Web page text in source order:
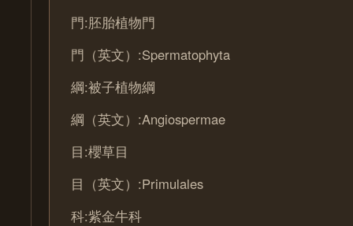
門:胚胎植物門
門（英文）:Spermatophyta
綱:被子植物綱
綱（英文）:Angiospermae
目:櫻草目
目（英文）:Primulales
科:紫金牛科